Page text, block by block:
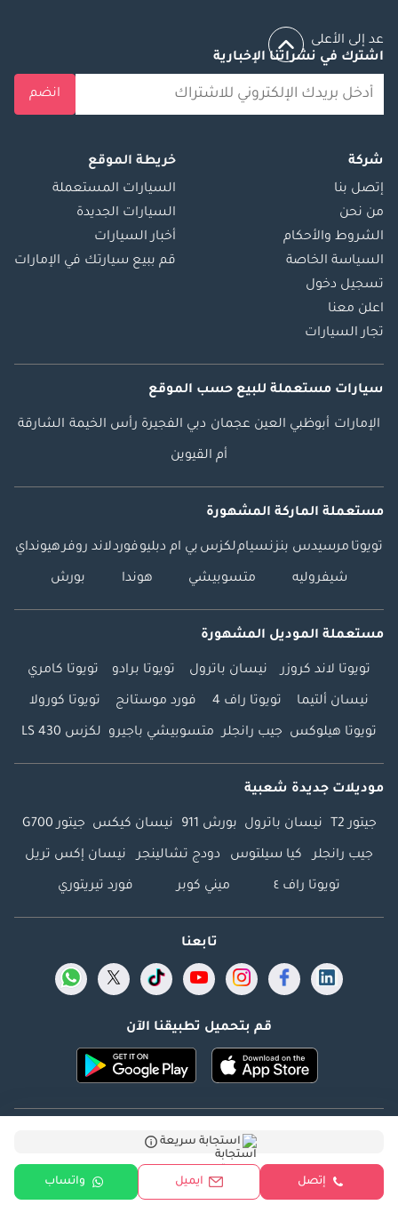
استجابة سريعة
إتصل ايميل واتساب
عد إلى الأعلى
اشترك في نشراتنا الإخبارية
انضم
شركة
إتصل بنا
من نحن
الشروط والأحكام
السياسة الخاصة
تسجيل دخول
اعلن معنا
تجار السيارات
خريطة الموقع
السيارات المستعملة
السيارات الجديدة
أخبار السيارات
قم ببيع سيارتك في الإمارات
سيارات مستعملة للبيع حسب الموقع
الإمارات أبوظبي العين عجمان دبي الفجيرة رأس الخيمة الشارقة
أم القيوين
مستعملة الماركة المشهورة
تويوتا مرسيدس بنزنسياملكزس بي ام دبليوفوردلاند روفرهيونداي
شيفروليه متسوبيشي هوندا بورش
مستعملة الموديل المشهورة
تويوتا لاند كروزر نيسان باترول تويوتا برادو تويوتا كامري
نيسان ألتيما تويوتا راف 4 فورد موستانج تويوتا كورولا
تويوتا هيلوكس جيب رانجلر متسوبيشي باجيرو لكزس LS 430
موديلات جديدة شعبية
جيتور T2 نيسان باترول بورش 911 نيسان كيكس جيتور G700
جيب رانجلر كيا سيلتوس دودج تشالينجر نيسان إكس تريل
تويوتا راف ٤ ميني كوبر فورد تيريتوري
تابعنا
قم بتحميل تطبيقنا الآن
Dubicars.com @ 2026. جميع الحقوق محفوظة.
العنوان: 2114 ، برج شذى ، المدينة الإعلامية ، دبي ، الإمارات